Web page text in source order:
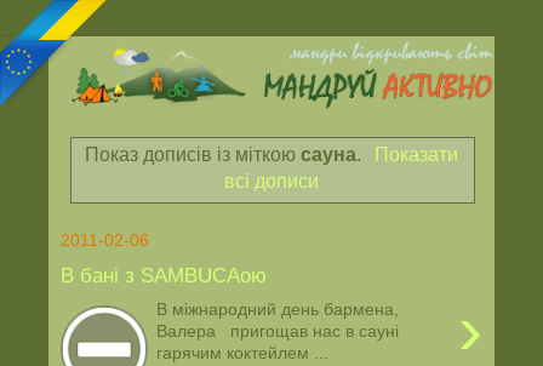
Показ дописів із міткоюсауна.
Показати
всі дописи
2011-02-06
В бані з SAMBUCAою
›
В міжнародний день бармена,
Валера пригощав нас в сауні
гарячим коктейлем ...